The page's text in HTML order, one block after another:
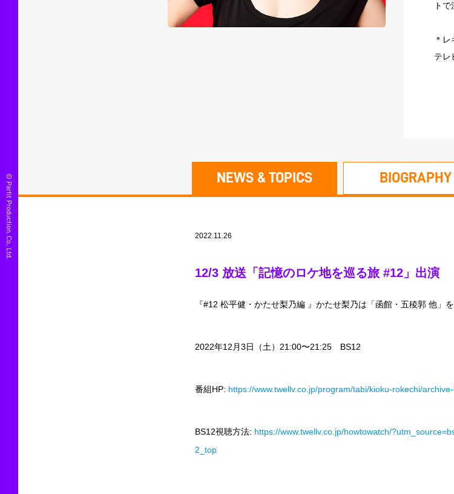
© Parfit Production, Co., Ltd.
ト
＊
テレ
NEWS & TOPICS BIOGRAPHY
2022.11.26
12/3 放送「記憶のロケ地を巡る旅 #12」出演
『#12 松平健・かたせ梨乃編 』かたせ梨乃は「函館・五稜郭 他」を
2022年12月3日（土）21:00〜21:25 BS12
番組HP: https://www.twellv.co.jp/program/tabi/kioku-rokechi/
BS12視聴方法: https://www.twellv.co.jp/howtowatch/
2_top